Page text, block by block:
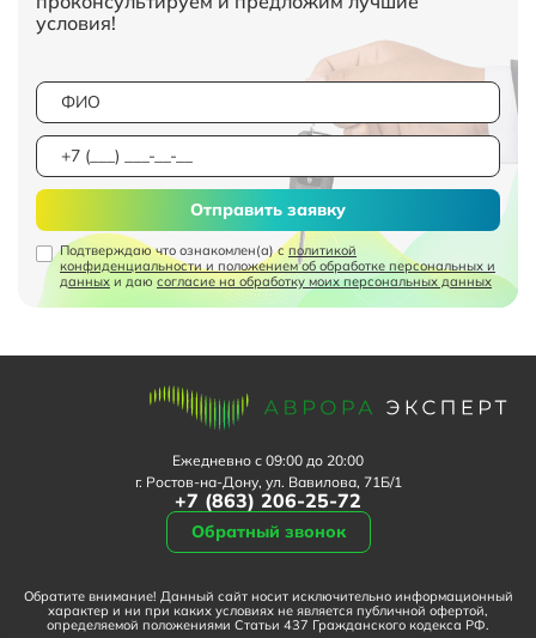
условия!
Подтверждаю что ознакомлен(а) сполитикой
конфиденциальности и положением об обработке персональных и
данных и даю согласие на обработку моих персональных данных
Отправить заявку
Ежедневно с 09:00 до 20:00
г. Ростов-на-Дону, ул. Вавилова, 71Б/1
+7 (863) 206-25-72
Обратный звонок
Обратите внимание! Данный сайт носит исключительно информационный
характер и ни при каких условиях не является публичной офертой,
определяемой положениями Статьи 437 Гражданского кодекса РФ.